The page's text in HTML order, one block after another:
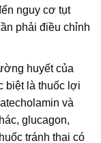
nguy cơ tụt
phải điều chỉnh
huyết của
biệt là thuốc lợi
và
glucagon,
tránh thai có